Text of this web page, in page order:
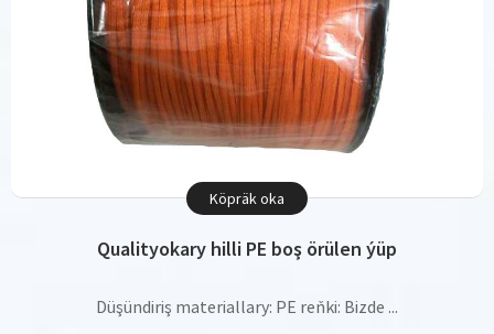
Qualityokary hilli PE boş örülen ýüp
Düşündiriş materiallary: PE reňki: Bizde ...
Köpräk oka